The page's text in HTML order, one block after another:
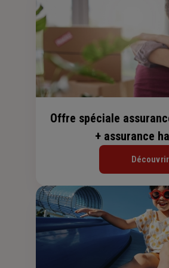
Offre spéciale
+ assurance
Découvrir